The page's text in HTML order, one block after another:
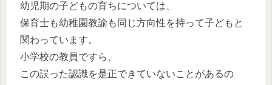
幼児期の子どもの育ちについては、
保育士も幼稚園教諭も同じ方向性を持って子どもと
関わっています。
小学校の教員ですら、
この誤った認識を是正できていないことがあるの